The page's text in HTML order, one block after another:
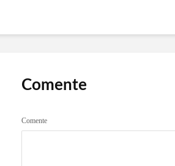
Comente
Comente